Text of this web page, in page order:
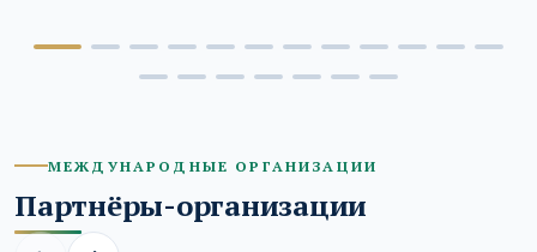
МЕЖДУНАРОДНЫЕ ОРГАНИЗАЦИИ
Партнёры-организации